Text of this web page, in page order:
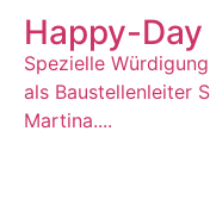
Happy-
Spezielle
als Baustellenleiter
Martina....